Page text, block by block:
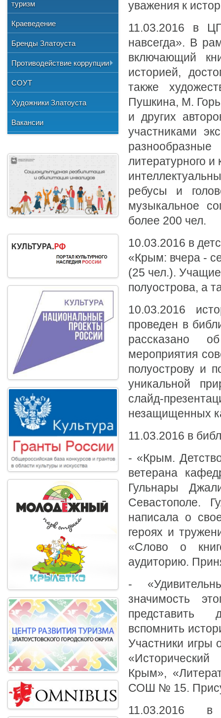
уважения к
11.03.2016 в
навсегда». В
включающий
историей,
также
Пушкина, М.
и других
участниками
литературного
ребусы и
музыкальное
более 200 чел.
10.03.2016 в
«Крым: вчера -
(25 чел.).
полуострова, а
10.03.2016
проведен в
рассказано
мероприятия
полуострову и
уникальной
слайд-
незащищенных
11.03.2016 в
- «Крым.
ветерана
Гульнары
Севастополе.
написала о
героях и
«Слово о
аудиторию.
-
значимость
представить
вспомнить
Участники игры
Крым»,
СОШ № 15.
11.03.2016
Учетная политика
и отдыха
№3"
"Детская школа искусств №1"
"Детская школа искусств №3"
Городской методический совет
Национальные культурные
центры
Литературное объединение
"Мартен"
Профсоюзная организация
обслуживания
Нормативно-правовая база
Фото
Видео
туризм
Краеведение
Бренды Златоуста
Противодействие коррупции
Документы
Сведения о доходах
Формы документов
СОУТ
Художники Златоуста
Вакансии